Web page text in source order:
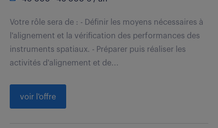
Votre rôle sera de : - Définir les moyens nécessaires à
l'alignement et la vérification des performances des
instruments spatiaux. - Préparer puis réaliser les
activités d'alignement et de...
voir l'offre